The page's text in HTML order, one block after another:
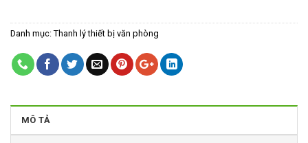
Danh mục: Thanh lý thiết bị văn phòng
MÔ TẢ